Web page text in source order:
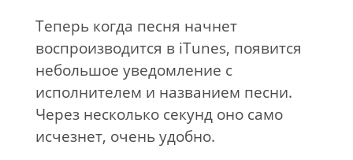
Теперь когда песня начнет
воспроизводится в iTunes, появится
небольшое уведомление с
исполнителем и названием песни.
Через несколько секунд оно само
исчезнет, очень удобно.